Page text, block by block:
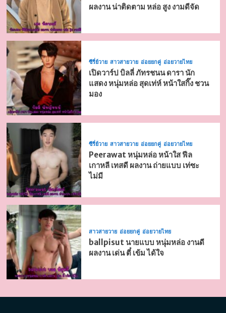
ผลงาน น่าติดตาม หล่อ สูง งามดีจัด
ซีรี่ย์วาย สาวสายวาย อ่อยยกคู่ อ่อยวายไทย
เปิดวาร์ป บิลลี่ ภัทรชนน ดารา นัก
แสดง หนุ่มหล่อ สุดเท่ห์ หน้าใสกิ๊ง ชวน
มอง
ซีรี่ย์วาย สาวสายวาย อ่อยยกคู่ อ่อยวายไทย
Peerawat หนุ่มหล่อ หน้าใส ฟีล
เกาหลี เทสดี ผลงาน ถ่ายแบบ เท่ซะ
ไม่มี
สาวสายวาย อ่อยยกคู่ อ่อยวายไทย
ballpisut นายแบบ หนุ่มหล่อ งานดี
ผลงาน เด่น ตี๋ เข้ม ได้ใจ